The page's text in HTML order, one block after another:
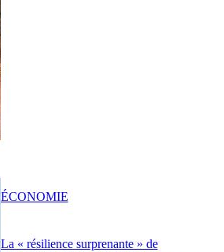
La « résilience surprenante » de
ÉCONOMIE